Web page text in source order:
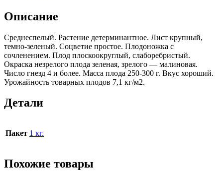
Описание
Среднеспелый. Растение детерминантное. Лист крупный,
темно-зеленый. Соцветие простое. Плодоножка с
сочленением. Плод плоскоокруглый, слаборебристый.
Окраска незрелого плода зеленая, зрелого — малиновая.
Число гнезд 4 и более. Масса плода 250-300 г. Вкус хороший.
Урожайность товарных плодов 7,1 кг/м2.
Детали
Пакет 1 кг.
Похожие товары